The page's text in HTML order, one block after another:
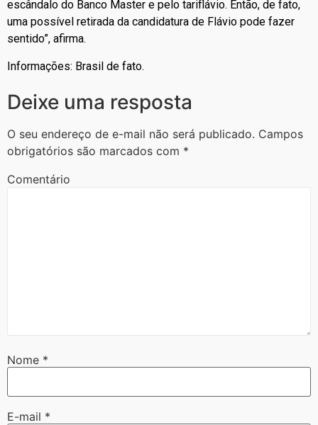
escândalo do Banco Master e pelo tariflávio. Então, de fato,
uma possível retirada da candidatura de Flávio pode fazer
sentido”, afirma.
Informações: Brasil de fato.
Deixe uma resposta
O seu endereço de e-mail não será publicado. Campos
obrigatórios são marcados com *
Comentário
Nome *
E-mail *